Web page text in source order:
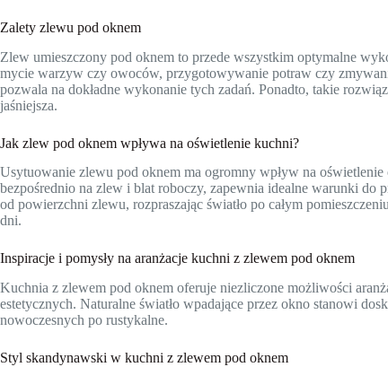
Zalety zlewu pod oknem
Zlew umieszczony pod oknem to przede wszystkim optymalne
mycie warzyw czy owoców, przygotowywanie potraw czy
pozwala na dokładne wykonanie tych zadań. Ponadto, takie
jaśniejsza.
Jak zlew pod oknem wpływa na oświetlenie kuchni?
Usytuowanie zlewu pod oknem ma ogromny wpływ na oświetlenie
bezpośrednio na zlew i blat roboczy, zapewnia idealne warunki do
od powierzchni zlewu, rozpraszając światło po całym
dni.
Inspiracje i pomysły na aranżacje kuchni z zlewem pod oknem
Kuchnia z zlewem pod oknem oferuje niezliczone możliwości
estetycznych. Naturalne światło wpadające przez okno stanowi
nowoczesnych po rustykalne.
Styl skandynawski w kuchni z zlewem pod oknem